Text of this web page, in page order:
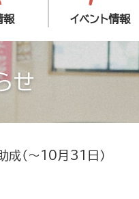
報 イベント情報
せ
成（～10月31日）